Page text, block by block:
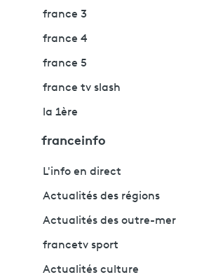
france 3
france 4
france 5
france tv slash
la 1ère
franceinfo
L'info en direct
Actualités des régions
Actualités des outre-mer
francetv sport
Actualités culture